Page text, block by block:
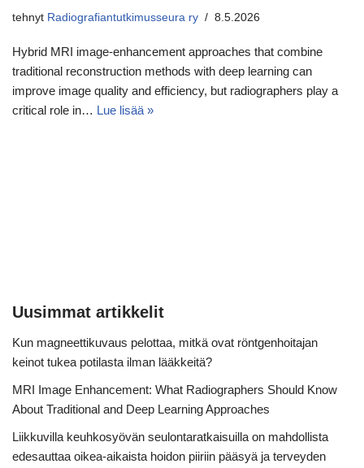
tehnyt Radiografiantutkimusseura ry 8.5.2026
Hybrid MRI image‑enhancement approaches that combine
traditional reconstruction methods with deep learning can
improve image quality and efficiency, but radiographers play a
critical role in… Lue lisää »
Uusimmat artikkelit
Kun magneettikuvaus pelottaa, mitkä ovat röntgenhoitajan
keinot tukea potilasta ilman lääkkeitä?
MRI Image Enhancement: What Radiographers Should Know
About Traditional and Deep Learning Approaches
Liikkuvilla keuhkosyövän seulontaratkaisuilla on mahdollista
edesauttaa oikea-aikaista hoidon piiriin pääsyä ja terveyden